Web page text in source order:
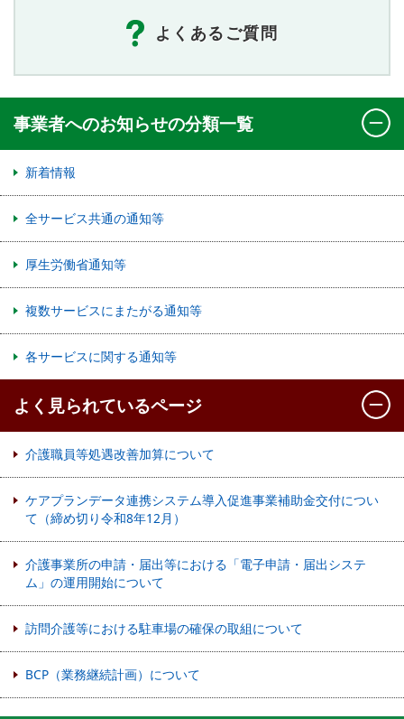
よくあるご質問
事業者へのお知らせの分類一覧
新着情報
全サービス共通の通知等
厚生労働省通知等
複数サービスにまたがる通知等
各サービスに関する通知等
よく見られているページ
介護職員等処遇改善加算について
ケアプランデータ連携システム導入促進事業補助金交付につい
て（締め切り令和8年12月）
介護事業所の申請・届出等における「電子申請・届出システ
ム」の運用開始について
訪問介護等における駐車場の確保の取組について
BCP（業務継続計画）について